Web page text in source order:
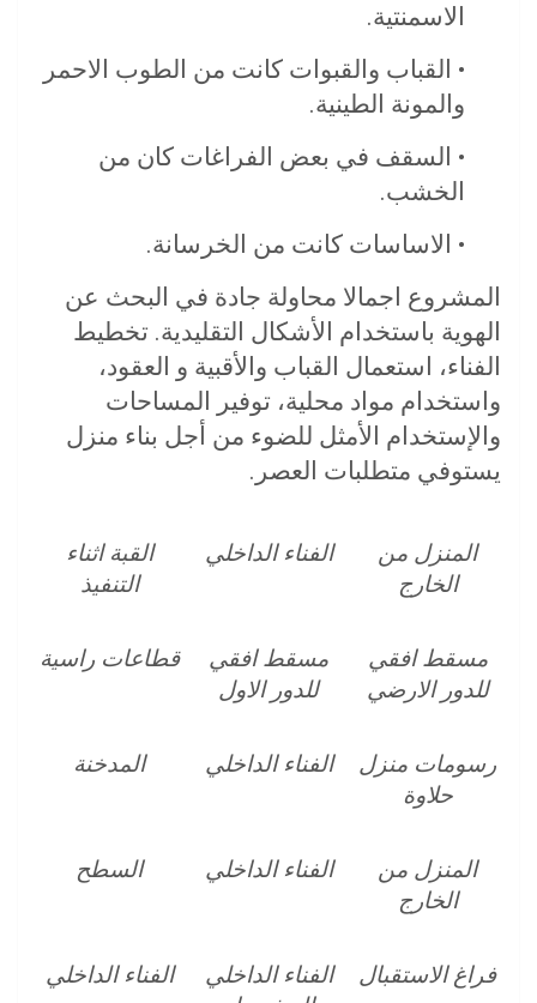
الاسمنتية.
• القباب والقبوات كانت من الطوب الاحمر
والمونة الطينية.
• السقف في بعض الفراغات كان من
الخشب.
• الاساسات كانت من الخرسانة.
المشروع اجمالا محاولة جادة في البحث عن
الهوية باستخدام الأشكال التقليدية. تخطيط
الفناء، استعمال القباب والأقبية و العقود،
واستخدام مواد محلية، توفير المساحات
والإستخدام الأمثل للضوء من أجل بناء منزل
يستوفي متطلبات العصر.
المنزل من
الخارج
الفناء الداخلي
القبة اثناء
التنفيذ
مسقط افقي
للدور الارضي
مسقط افقي
للدور الاول
قطاعات راسية
رسومات منزل
حلاوة
الفناء الداخلي المدخنة
المنزل من
الخارج
الفناء الداخلي السطح
فراغ الاستقبال
الفناء الداخلي
الفناء الداخلي